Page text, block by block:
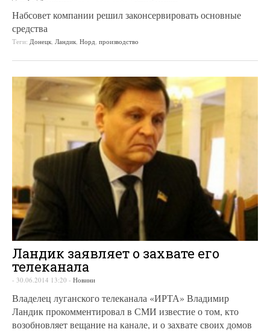
Набсовет компании решил законсервировать основные
средства
Теги: Донецк, Ландик, Норд, производство
Ландик заявляет о захвате его
телеканала
- 30.06.2014 13:20 - Новини
Владелец луганского телеканала «ИРТА» Владимир
Ландик прокомментировал в СМИ известие о том, кто
возобновляет вещание на канале, и о захвате своих домов